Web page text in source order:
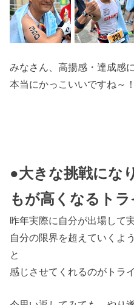
みなさん、高揚感・達成感
本当にかっこいいですね～！
●大きな挑戦にな
もが高くなるト
昨年実際に自分が出場して
自分の限界を超えていくよ
と
感じさせてくれるのがトラ